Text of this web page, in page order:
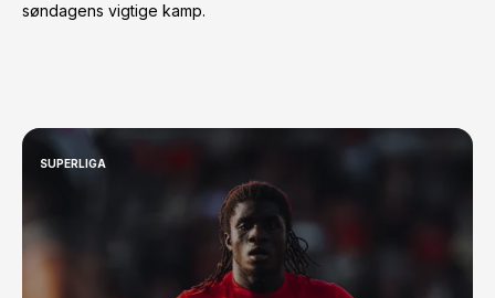
søndagens vigtige kamp.
SUPERLIGA